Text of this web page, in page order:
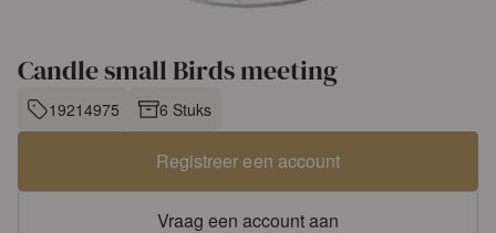
Candle small Birds meeting
19214975 6 Stuks
Registreer een account
Vraag een account aan